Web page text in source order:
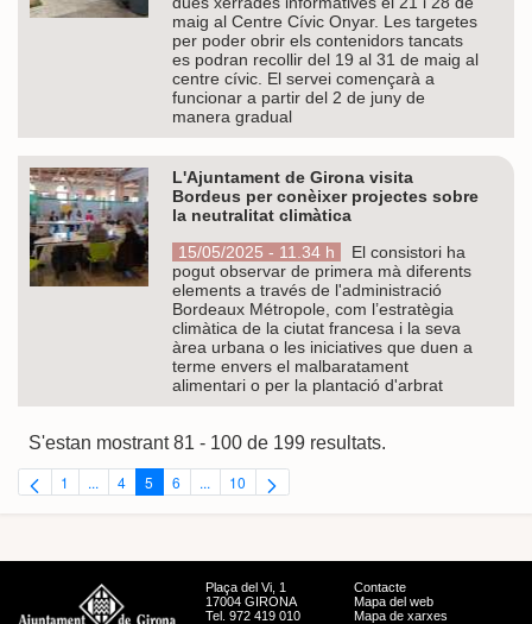
maig al Centre Cívic Onyar. Les targetes
per poder obrir els contenidors tancats
es podran recollir del 19 al 31 de maig al
centre cívic. El servei començarà a
funcionar a partir del 2 de juny de
manera gradual
L'Ajuntament de Girona visita
Bordeus per conèixer projectes sobre
la neutralitat climàtica
15/05/2025 - 11.34 h
El consistori ha
pogut observar de primera mà diferents
elements a través de l'administració
Bordeaux Métropole, com l’estratègia
climàtica de la ciutat francesa i la seva
àrea urbana o les iniciatives que duen a
terme envers el malbaratament
alimentari o per la plantació d'arbrat
S'estan mostrant 81 - 100 de 199 resultats.
Pàgina
1 ...Pàgines intermèdies Utilitzeu TAB per navegar.
Pàgina
4 Pàgina
5 Pàgina
6 ...Pàgines intermèdies Utilitzeu TAB per navegar.
Pàgina
10
Plaça del Vi, 1
17004 GIRONA
Tel. 972 419 010
Contacte
Mapa del web
Mapa de xarxes